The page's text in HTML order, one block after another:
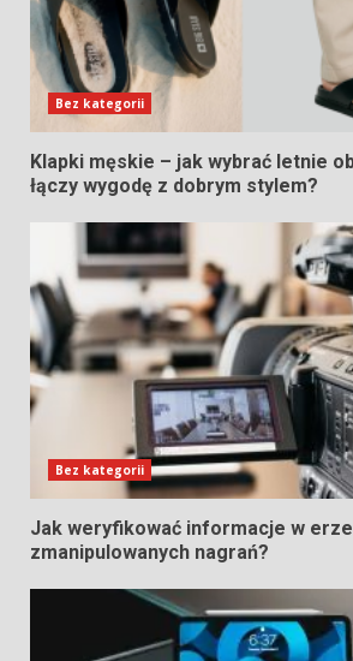
Bez kategorii
Klapki męskie – jak wybrać letnie
łączy wygodę z dobrym stylem?
Bez kategorii
Jak weryfikować informacje w erze
zmanipulowanych nagrań?